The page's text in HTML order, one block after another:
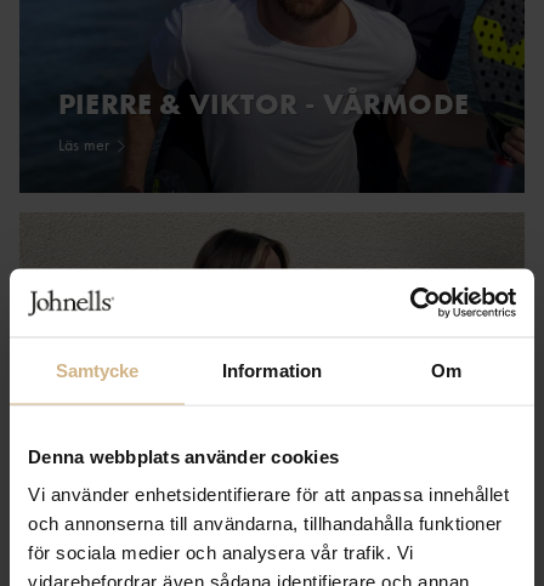
Samtycke Information Om
Denna webbplats använder cookies
Vi använder enhetsidentifierare för att anpassa innehållet
och annonserna till användarna, tillhandahålla funktioner
för sociala medier och analysera vår trafik. Vi
vidarebefordrar även sådana identifierare och annan
PIERRE & VIKTOR - VÅRMODE
Läs mer
VICTORIAS STIL - VÅRNYHETER